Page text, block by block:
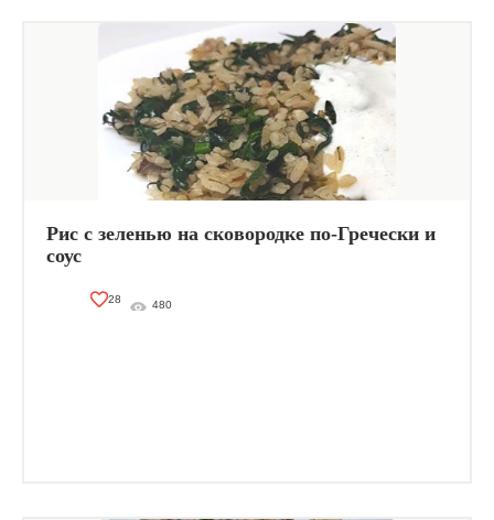
Рис с зеленью на сковородке по-Гречески и
соус
28 480